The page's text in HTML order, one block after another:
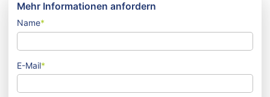
Mehr Informationen anfordern
Name*
E-Mail*